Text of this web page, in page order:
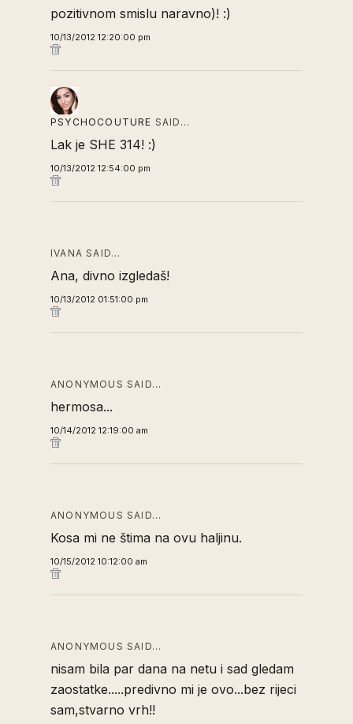
pozitivnom smislu naravno)! :)
10/13/2012 12:20:00 pm
PSYCHOCOUTURE SAID…
Lak je SHE 314! :)
10/13/2012 12:54:00 pm
IVANA SAID…
Ana, divno izgledaš!
10/13/2012 01:51:00 pm
ANONYMOUS SAID…
hermosa...
10/14/2012 12:19:00 am
ANONYMOUS SAID…
Kosa mi ne štima na ovu haljinu.
10/15/2012 10:12:00 am
ANONYMOUS SAID…
nisam bila par dana na netu i sad gledam
zaostatke.....predivno mi je ovo...bez rijeci
sam,stvarno vrh!!